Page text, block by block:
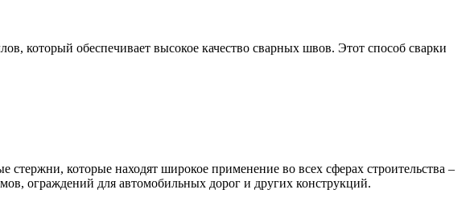
который обеспечивает высокое качество сварных швов. Этот способ сварки
стержни, которые находят широкое применение во всех сферах строительства –
ограждений для автомобильных дорог и других конструкций.